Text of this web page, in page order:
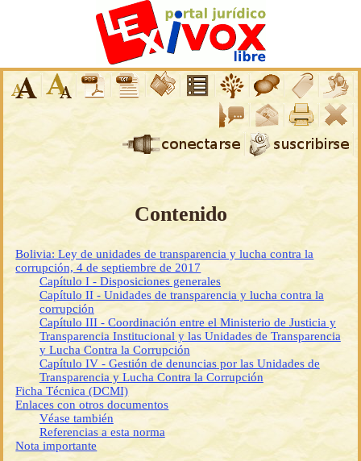
Contenido
Bolivia: Ley de unidades de transparencia y lucha contra la
corrupción, 4 de septiembre de 2017
Capítulo I - Disposiciones generales
Capítulo II - Unidades de transparencia y lucha contra la
corrupción
Capítulo III - Coordinación entre el Ministerio de Justicia y
Transparencia Institucional y las Unidades de Transparencia
y Lucha Contra la Corrupción
Capítulo IV - Gestión de denuncias por las Unidades de
Transparencia y Lucha Contra la Corrupción
Ficha Técnica (DCMI)
Enlaces con otros documentos
Véase también
Referencias a esta norma
Nota importante